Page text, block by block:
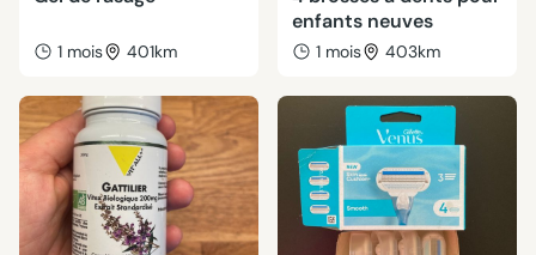
1 mois 401km
enfants neuves
1 mois 403km